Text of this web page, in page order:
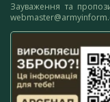
Зауваження та